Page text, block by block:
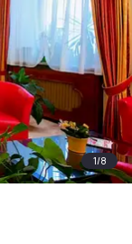
1/8